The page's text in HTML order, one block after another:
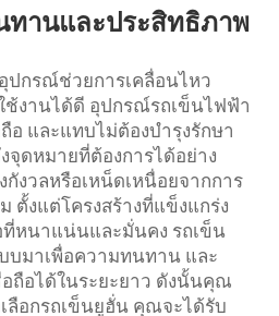
ทานและประสิทธิภาพ
ปกรณ์ช่วยการเคลื่อนไหว
ช้งานได้ดี อุปกรณ์รถเข็นไฟฟ้า
อ และแทบไม่ต้องบำรุงรักษา
จุดหมายที่ต้องการได้อย่าง
งวลหรือเหน็ดเหนื่อยจากการ
ตั้งแต่โครงสร้างที่แข็งแกร่ง
หนาแน่นและมั่นคง รถเข็น
บมาเพื่อความทนทาน และ
ถือได้ในระยะยาว ดังนั้นคุณ
ลือกรถเข็นยูฮั่น คุณจะได้รับ